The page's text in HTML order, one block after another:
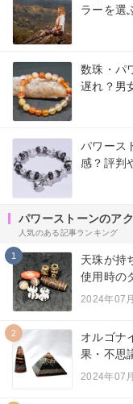
ラーを選
数珠・パ
遅れ？男
パワース
感？評判
パワーストーンのア
人気のある記事ランキング
1
天珠が持
使用時の
2024年07
2
オルゴナ
果・不思
2024年07